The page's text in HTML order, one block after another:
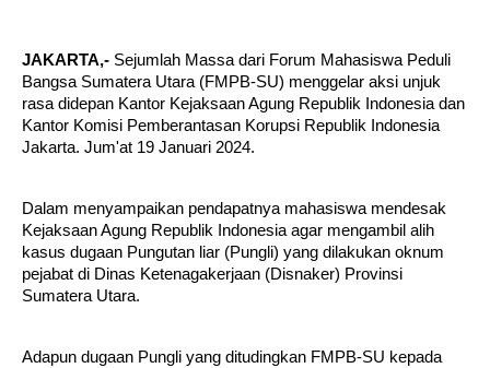
JAKARTA,- Sejumlah Massa dari Forum Mahasiswa Peduli
Bangsa Sumatera Utara (FMPB-SU) menggelar aksi unjuk
rasa didepan Kantor Kejaksaan Agung Republik Indonesia dan
Kantor Komisi Pemberantasan Korupsi Republik Indonesia
Jakarta. Jum'at 19 Januari 2024.
Dalam menyampaikan pendapatnya mahasiswa mendesak
Kejaksaan Agung Republik Indonesia agar mengambil alih
kasus dugaan Pungutan liar (Pungli) yang dilakukan oknum
pejabat di Dinas Ketenagakerjaan (Disnaker) Provinsi
Sumatera Utara.
Adapun dugaan Pungli yang ditudingkan FMPB-SU kepada